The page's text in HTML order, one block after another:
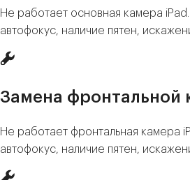
Не работает основная камера
автофокус, наличие пятен,
Замена фронтальной
Не работает фронтальная камера
автофокус, наличие пятен,